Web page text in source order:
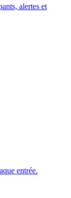
alertes et
entrée.